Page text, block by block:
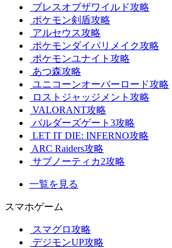
ブレスオブザワイルド攻略
ポケモン剣盾攻略
アルセウス攻略
ポケモンダイパリメイク攻略
ポケモンユナイト攻略
あつ森攻略
ユニコーンオーバーロード攻略
ロストジャッジメント攻略
VALORANT攻略
バルダーズゲート3攻略
LET IT DIE: INFERNO攻略
ARC Raiders攻略
サブノーティカ2攻略
一覧を見る
スマホゲーム
スマグロ攻略
デジモンUP攻略